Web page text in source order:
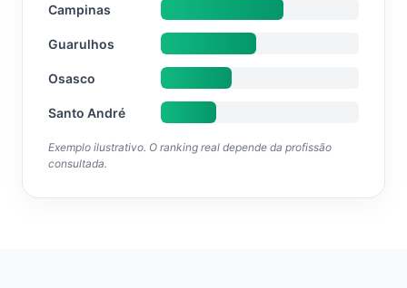
Campinas
Guarulhos
Osasco
Santo André
Exemplo ilustrativo. O ranking real depende da profissão
consultada.